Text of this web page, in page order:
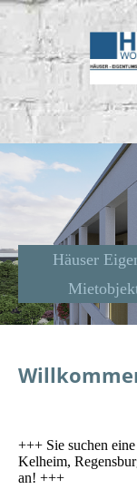
Häuser
+++ Sie suchen
Kelheim,
an! +++